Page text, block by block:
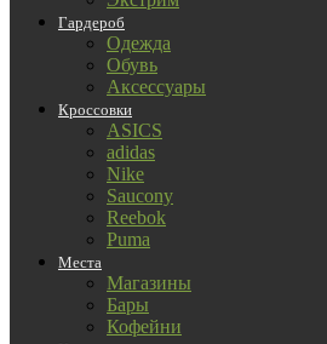
Гардероб
Одежда
Обувь
Аксессуары
Кроссовки
ASICS
adidas
Nike
Saucony
Reebok
Puma
Места
Магазины
Бары
Кофейни